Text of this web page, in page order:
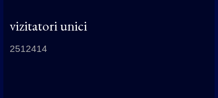
vizitatori unici
2512414